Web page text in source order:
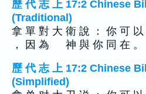
歷 代 志 上 17:2 Chinese
(Traditional)
拿 單 對 大 衛 說 ： 你 可
， 因 為 神 與 你 同 在 。
歷 代 志 上 17:2 Chinese
(Simplified)